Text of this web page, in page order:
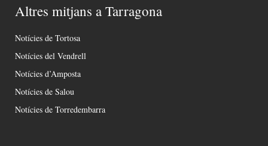
Altres mitjans a Tarragona
Notícies de Tortosa
Notícies del Vendrell
Notícies d’Amposta
Notícies de Salou
Notícies de Torredembarra